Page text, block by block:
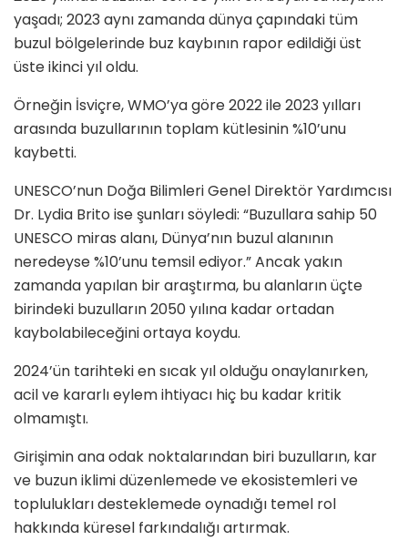
yaşadı; 2023 aynı zamanda dünya çapındaki tüm
buzul bölgelerinde buz kaybının rapor edildiği üst
üste ikinci yıl oldu.
Örneğin İsviçre, WMO’ya göre 2022 ile 2023 yılları
arasında buzullarının toplam kütlesinin %10’unu
kaybetti.
UNESCO’nun Doğa Bilimleri Genel Direktör Yardımcısı
Dr. Lydia Brito ise şunları söyledi: “Buzullara sahip 50
UNESCO miras alanı, Dünya’nın buzul alanının
neredeyse %10’unu temsil ediyor.” Ancak yakın
zamanda yapılan bir araştırma, bu alanların üçte
birindeki buzulların 2050 yılına kadar ortadan
kaybolabileceğini ortaya koydu.
2024’ün tarihteki en sıcak yıl olduğu onaylanırken,
acil ve kararlı eylem ihtiyacı hiç bu kadar kritik
olmamıştı.
Girişimin ana odak noktalarından biri buzulların, kar
ve buzun iklimi düzenlemede ve ekosistemleri ve
toplulukları desteklemede oynadığı temel rol
hakkında küresel farkındalığı artırmak.